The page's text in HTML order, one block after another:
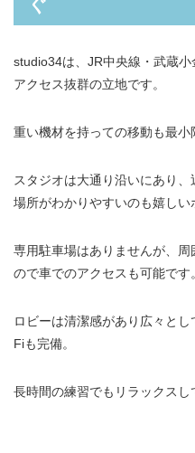
studio34は、JR中央線・武蔵
アクセス抜群の立地です。
重い機材を持っての移動も最小
スタジオは大通り沿いにあり、
場所がわかりやすいのも嬉しい
専用駐車場はありませんが、
ので車でのアクセスも可能です。
ロビーは清潔感があり広々と
Fiも完備。
長時間の練習でもリラックスし